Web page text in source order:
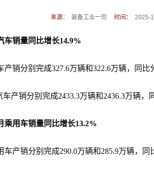
来源： 装备工业一司 时间： 2025-
车销量同比增长14.9%
产销分别完成327.6万辆和322.6万辆，同比
车产销分别完成2433.3万辆和2436.3万辆，
乘用车销量同比增长13.2%
车产销分别完成290.0万辆和285.9万辆，同